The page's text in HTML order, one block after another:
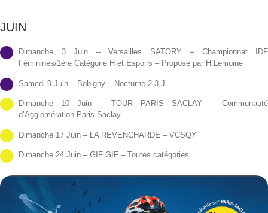
JUIN
Dimanche 3 Juin – Versailles SATORY – Championnat IDF
Féminines/1ère Catégorie H et Espoirs – Proposé par H.Lemoine
Samedi 9 Juin – Bobigny – Nocturne 2,3,J
Dimanche 10 Juin – TOUR PARIS SACLAY – Communauté
d’Agglomération Paris-Saclay
Dimanche 17 Juin – LA REVENCHARDE – VCSQY
Dimanche 24 Juin – GIF GIF – Toutes catégories